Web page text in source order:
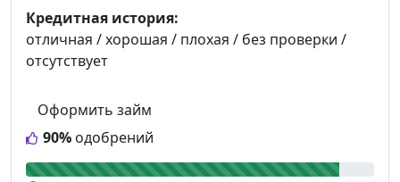
90% одобрений
Оформить займ
Кредитная история:
отличная / хорошая / плохая / без проверки /
отсутствует